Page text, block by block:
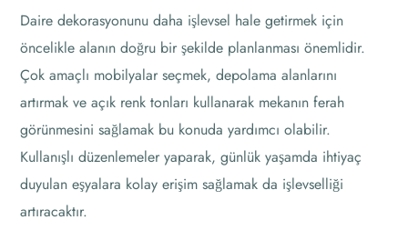
Daire dekorasyonunu daha işlevsel hale getirmek için
öncelikle alanın doğru bir şekilde planlanması önemlidir.
Çok amaçlı mobilyalar seçmek, depolama alanlarını
artırmak ve açık renk tonları kullanarak mekanın ferah
görünmesini sağlamak bu konuda yardımcı olabilir.
Kullanışlı düzenlemeler yaparak, günlük yaşamda ihtiyaç
duyulan eşyalara kolay erişim sağlamak da işlevselliği
artıracaktır.